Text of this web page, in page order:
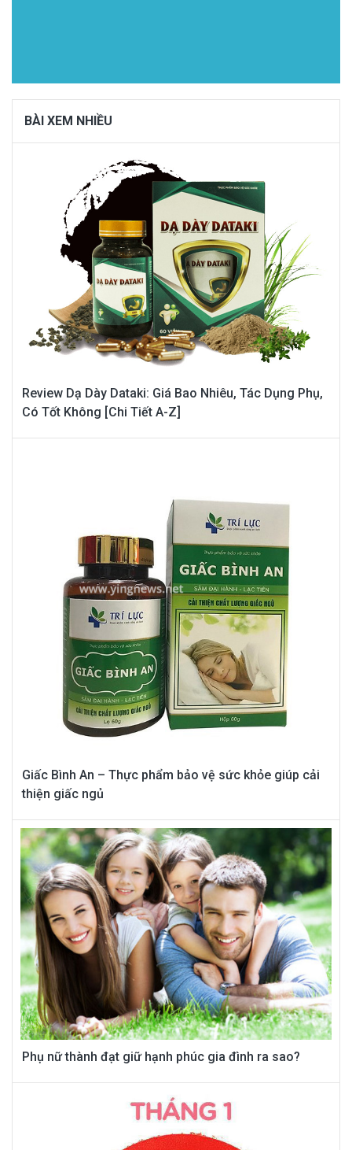
BÀI XEM NHIỀU
Review Dạ Dày Dataki: Giá Bao Nhiêu, Tác Dụng Phụ,
Có Tốt Không [Chi Tiết A-Z]
Giấc Bình An – Thực phẩm bảo vệ sức khỏe giúp cải
thiện giấc ngủ
Phụ nữ thành đạt giữ hạnh phúc gia đình ra sao?